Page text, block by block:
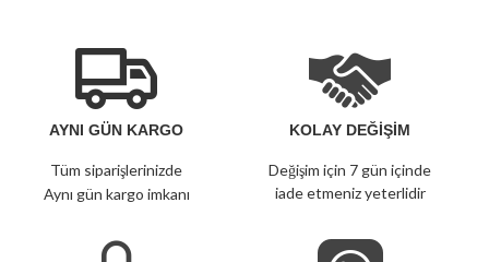
AYNI GÜN KARGO
Tüm siparişlerinizde
Aynı gün kargo imkanı
KOLAY DEĞİŞİM
Değişim için 7 gün içinde
iade etmeniz yeterlidir